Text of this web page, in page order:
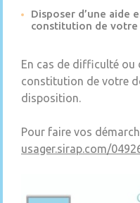
Disposer d’une aide
constitution de votre
En cas de difficulté ou
constitution de votre
disposition.
Pour faire vos
usager.sirap.com/